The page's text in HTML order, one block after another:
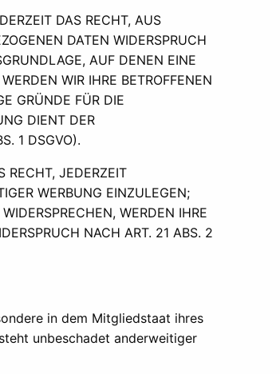
DAS RECHT, AUS
DATEN WIDERSPRUCH
AUF DENEN EINE
WIR IHRE BETROFFENEN
GRÜNDE FÜR DIE
DIENT DER
1 DSGVO).
RECHT, JEDERZEIT
WERBUNG EINZULEGEN;
WERDEN IHRE
NACH ART. 21 ABS. 2
in dem Mitgliedstaat ihres
unbeschadet anderweitiger